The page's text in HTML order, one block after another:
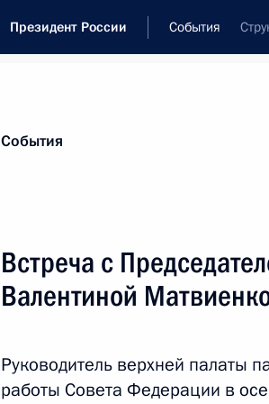
Президент России События
Новости
Видеообращение по случаю Дня
События
Встреча с
Валентиной
Руководитель верхней палаты
работы Совета Федерации в